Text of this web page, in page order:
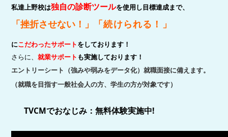
私達上野校は独自の診断ツールを使用し目標達成まで、
「挫折させない！」 「続けられる！」
にこだわったサポートをしております！
さらに、就業サポート も実施しております！
エントリーシート（強みや弱みをデータ化）就職面接に備えます。
（就職を目指す一般社会人の方、学生の方が対象です）
TVCMでおなじみ：無料体験実施中!